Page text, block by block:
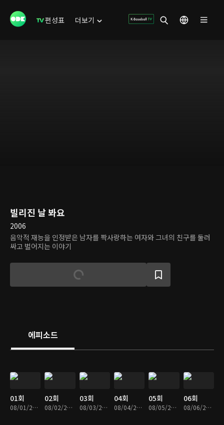
편성표 더보기
빌리진 날 봐요
2006
음악적 재능을 인정받은 남자를 짝사랑하는 여자와 그녀의 친구를 둘러
싸고 벌어지는 이야기
에피소드
01회
08/01/2019 • 35분
02회
08/02/2019 • 29분
03회
08/03/2019 • 30분
04회
08/04/2019 • 30분
05회
08/05/2019 • 30분
06회
08/06/2019 • 31분